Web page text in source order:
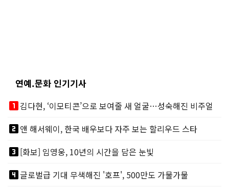
연예.문화 인기기사
looks_one김다현, ‘이모티콘’으로 보여줄 새 얼굴…성숙해진 비주얼
looks_two앤 해서웨이, 한국 배우보다 자주 보는 할리우드 스타
looks_3[화보] 임영웅, 10년의 시간을 담은 눈빛
looks_4글로벌급 기대 무색해진 '호프', 500만도 가물가물